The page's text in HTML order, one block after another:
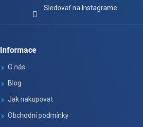
Sledovať na Instagrame
Informace
O nás
Blog
Jak nakupovat
Obchodní podmínky